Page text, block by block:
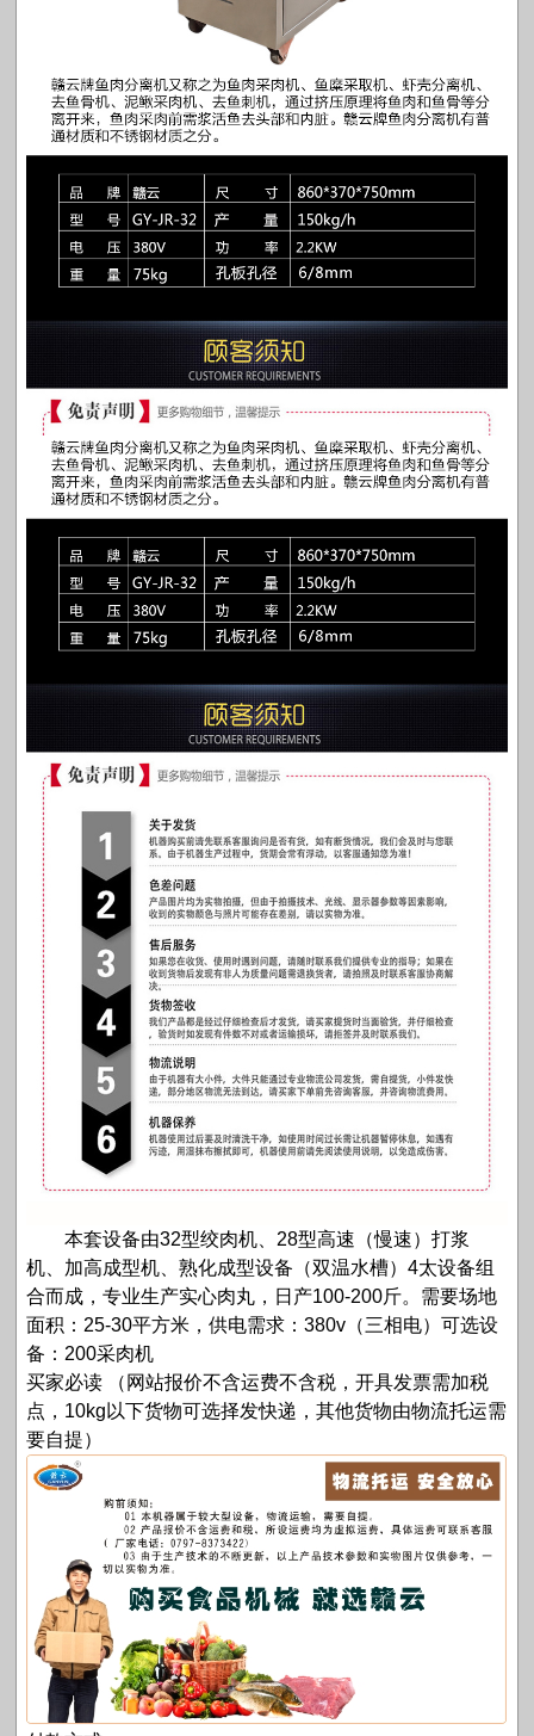
本套设备由32型绞肉机、28型高速（慢速）打浆
机、加高成型机、熟化成型设备（双温水槽）4太设备组
合而成，专业生产实心肉丸，日产100-200斤。需要场地
面积：25-30平方米，供电需求：380v（三相电）可选设
备：200采肉机
买家必读 （网站报价不含运费不含税，开具发票需加税
点，10kg以下货物可选择发快递，其他货物由物流托运需
要自提）